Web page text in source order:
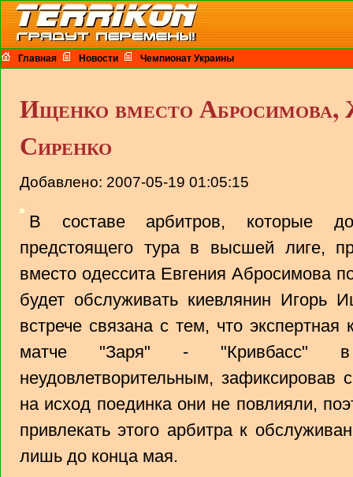
Главная Новости Чемпионат Украины
Ищенко вместо Абросимова,
Сиренко
Добавлено: 2007-05-19 01:05:15
В составе арбитров, которые
предстоящего тура в высшей лиге,
вместо одессита Евгения Абросимова
будет обслуживать киевлянин Игорь
встрече связана с тем, что экспертная
матче "Заря" - "Кривбасс" в
неудовлетворительным,
на исход поединка они не повлияли,
привлекать этого арбитра к
лишь до конца мая.